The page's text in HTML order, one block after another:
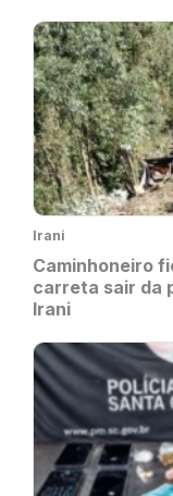
Irani
Caminhoneiro
carreta sair da
Irani